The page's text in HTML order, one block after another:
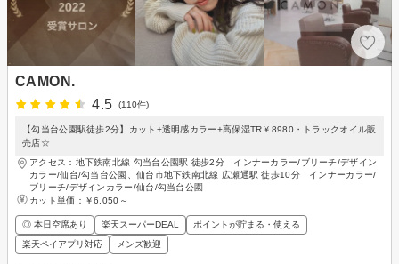
CAMON.
4.5
(110件)
【勾当台公園駅徒歩2分】カット+透明感カラー+高保湿TR￥8980・トラックオイル販
売店☆
アクセス：地下鉄南北線 勾当台公園駅 徒歩2分 インナーカラー/ブリーチ/デザイン
カラー/仙台/勾当台公園、仙台市地下鉄南北線 広瀬通駅 徒歩10分 インナーカラー/
ブリーチ/デザインカラー/仙台/勾当台公園
カット単価： ￥6,050～
◎ 本日空席あり 楽天スーパーDEAL
ポイントが貯まる・使える
楽天ペイアプリ対応
メンズ歓迎